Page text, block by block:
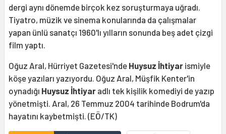
dergi aynı dönemde birçok kez soruşturmaya uğradı.
Tiyatro, müzik ve sinema konularında da çalışmalar
yapan ünlü sanatçı 1960'lı yılların sonunda beş adet çizgi
film yaptı.
Oğuz Aral, Hürriyet Gazetesi'nde Huysuz İhtiyar ismiyle
köşe yazıları yazıyordu. Oğuz Aral, Müşfik Kenter'in
oynadığı Huysuz İhtiyar adlı tek kişilik komediyi de yazıp
yönetmişti. Aral, 26 Temmuz 2004 tarihinde Bodrum'da
hayatını kaybetmişti. (EÖ/TK)